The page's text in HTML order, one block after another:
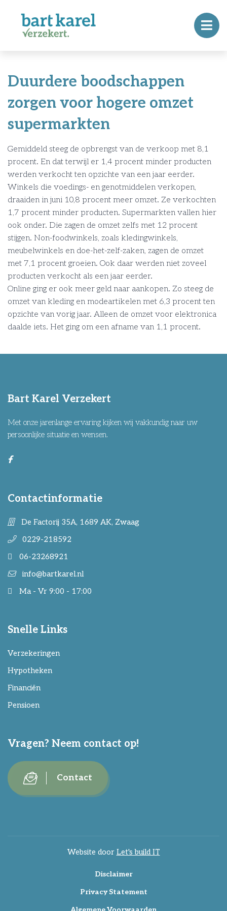
Duurdere boodschappen
zorgen voor hogere omzet
supermarkten
Gemiddeld steeg de opbrengst van de verkoop met 8,1
procent. En dat terwijl er 1,4 procent minder producten
werden verkocht ten opzichte van een jaar eerder.
Winkels die voedings- en genotmiddelen verkopen,
draaiden in juni 10,8 procent meer omzet. Ze verkochten
1,7 procent minder producten. Supermarkten vallen hier
ook onder. Die zagen de omzet zelfs met 12 procent
stijgen. Non-foodwinkels, zoals kledingwinkels,
meubelwinkels en doe-het-zelf-zaken, zagen de omzet
met 7,1 procent groeien. Ook daar werden niet zoveel
producten verkocht als een jaar eerder.
Online ging er ook meer geld naar aankopen. Zo steeg de
omzet van kleding en modeartikelen met 6,3 procent ten
opzichte van vorig jaar. Alleen de omzet voor elektronica
daalde iets. Het ging om een afname van 1,1 procent.
Bart Karel Verzekert
Met onze jarenlange ervaring kijken wij vakkundig naar uw
persoonlijke situatie en wensen.
Contactinformatie
De Factorij 35A, 1689 AK, Zwaag
0229-218592
06-23268921
info@bartkarel.nl
Ma - Vr 9:00 - 17:00
Snelle Links
Verzekeringen
Hypotheken
Financiën
Pensioen
Vragen? Neem contact op!
Contact
Website door Let's build IT
Disclaimer
Privacy Statement